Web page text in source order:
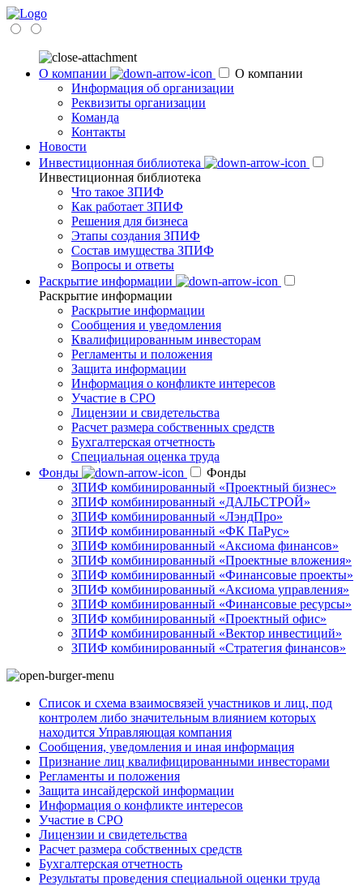
О компании
О компании
Информация об организации
Реквизиты организации
Команда
Контакты
Новости
Инвестиционная библиотека
Инвестиционная библиотека
Что такое ЗПИФ
Как работает ЗПИФ
Решения для бизнеса
Этапы создания ЗПИФ
Состав имущества ЗПИФ
Вопросы и ответы
Раскрытие информации
Раскрытие информации
Раскрытие информации
Сообщения и уведомления
Квалифицированным инвесторам
Регламенты и положения
Защита информации
Информация о конфликте интересов
Участие в СРО
Лицензии и свидетельства
Расчет размера собственных средств
Бухгалтерская отчетность
Специальная оценка труда
Фонды
Фонды
ЗПИФ комбинированный «Проектный бизнес»
ЗПИФ комбинированный «ДАЛЬСТРОЙ»
ЗПИФ комбинированный «ЛэндПро»
ЗПИФ комбинированный «ФК ПаРус»
ЗПИФ комбинированный «Аксиома финансов»
ЗПИФ комбинированный «Проектные вложения»
ЗПИФ комбинированный «Финансовые проекты»
ЗПИФ комбинированный «Аксиома управления»
ЗПИФ комбинированный «Финансовые ресурсы»
ЗПИФ комбинированный «Проектный офис»
ЗПИФ комбинированный «Вектор инвестиций»
ЗПИФ комбинированный «Стратегия финансов»
Список и схема взаимосвязей участников и лиц, под
контролем либо значительным влиянием которых
находится Управляющая компания
Сообщения, уведомления и иная информация
Признание лиц квалифицированными инвесторами
Регламенты и положения
Защита инсайдерской информации
Информация о конфликте интересов
Участие в СРО
Лицензии и свидетельства
Расчет размера собственных средств
Бухгалтерская отчетность
Результаты проведения специальной оценки труда